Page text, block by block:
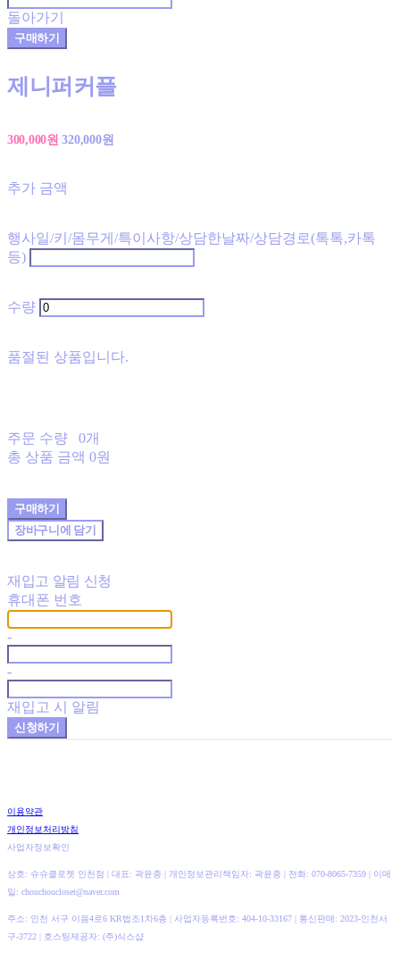
돌아가기
구매하기
제니퍼커플
300,000원320,000원
추가 금액
행사일/키/몸무게/특이사항/상담한날짜/상담경로(톡톡,카톡
등)
수량
품절된 상품입니다.
주문 수량
0개
총 상품 금액 0원
구매하기
장바구니에 담기
재입고 알림 신청
휴대폰 번호
-
-
재입고 시 알림
신청하기
이용약관
개인정보처리방침
사업자정보확인
상호: 슈슈클로젯 인천점 | 대표: 곽윤종 | 개인정보관리책임자: 곽윤종 | 전화: 070-8065-7359 | 이메
일: chouchoucloset@naver.com
주소: 인천 서구 이음4로6 KR법조1차6층 | 사업자등록번호: 404-10-33167 | 통신판매: 2023-인천서
구-3722 | 호스팅제공자: (주)식스샵